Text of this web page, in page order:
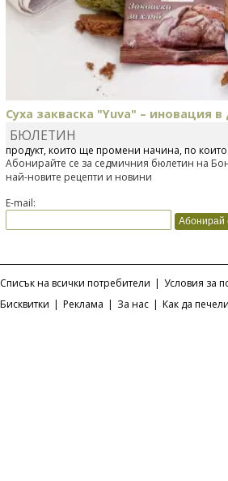
Суха закваска "Yuva" – иновация
Отскоро Лесафр България стартира
продукт, който ще промени начина, по
БЮЛЕТИН
Абонирайте се за седмичния бюлетин на
най-новите рецепти и новини
E-mail:
Списък на всички потребители | Условия за
Бисквитки | Реклама | За нас | Как да